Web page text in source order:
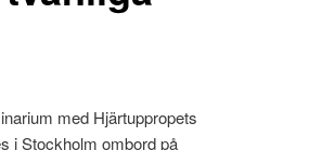
med Hjärtuppropets
i Stockholm ombord på